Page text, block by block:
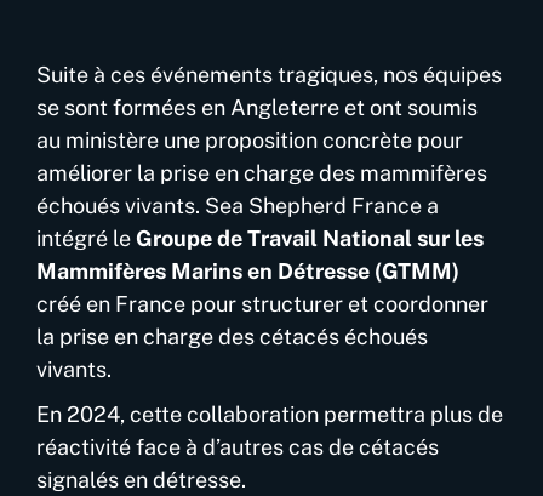
Suite à ces événements tragiques, nos équipes
se sont formées en Angleterre et ont soumis
au ministère une proposition concrète pour
améliorer la prise en charge des mammifères
échoués vivants. Sea Shepherd France a
intégré leGroupe de Travail National sur les
Mammifères Marins en Détresse (GTMM)
créé en France pour structurer et coordonner
la prise en charge des cétacés échoués
vivants.
En 2024, cette collaboration permettra plus de
réactivité face à d’autres cas de cétacés
signalés en détresse.